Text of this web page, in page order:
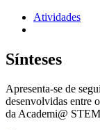
Navegação
estrutural
Atividades
Sínteses
Apresenta-se de
desenvolvidas entre
da Academi@